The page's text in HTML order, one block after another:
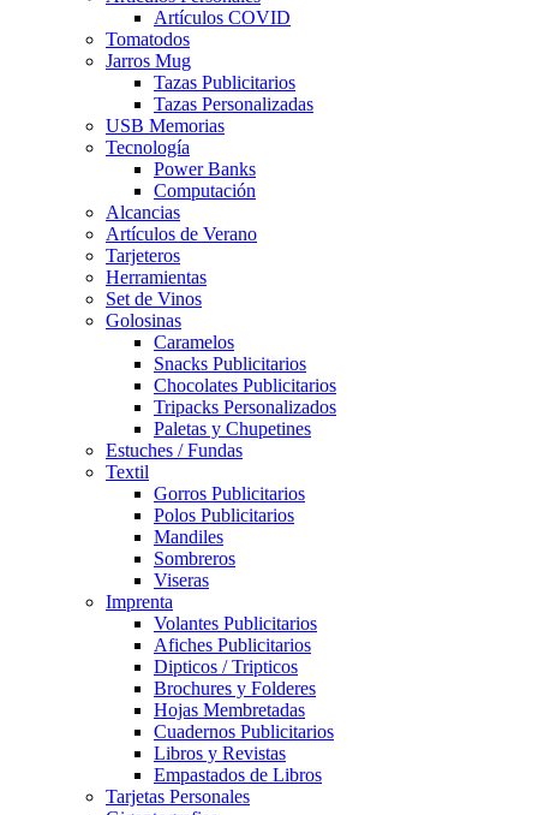
Artículos COVID
Tomatodos
Jarros Mug
Tazas Publicitarios
Tazas Personalizadas
USB Memorias
Tecnología
Power Banks
Computación
Alcancias
Artículos de Verano
Tarjeteros
Herramientas
Set de Vinos
Golosinas
Caramelos
Snacks Publicitarios
Chocolates Publicitarios
Tripacks Personalizados
Paletas y Chupetines
Estuches / Fundas
Textil
Gorros Publicitarios
Polos Publicitarios
Mandiles
Sombreros
Viseras
Imprenta
Volantes Publicitarios
Afiches Publicitarios
Dipticos / Tripticos
Brochures y Folderes
Hojas Membretadas
Cuadernos Publicitarios
Libros y Revistas
Empastados de Libros
Tarjetas Personales